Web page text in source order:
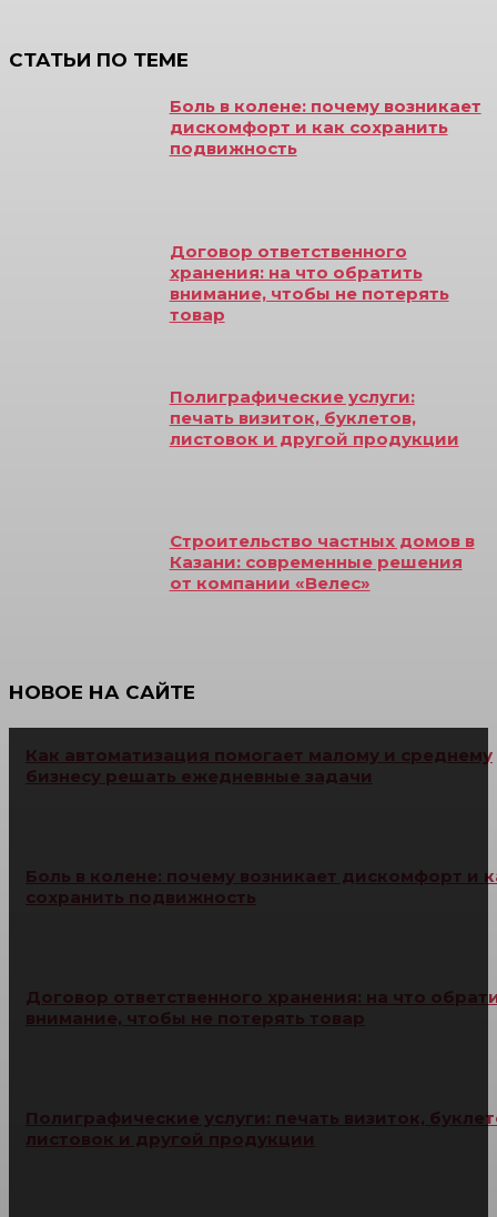
СТАТЬИ ПО ТЕМЕ
Боль в колене: почему возникает
дискомфорт и как сохранить
подвижность
Договор ответственного
хранения: на что обратить
внимание, чтобы не потерять
товар
Полиграфические услуги:
печать визиток, буклетов,
листовок и другой продукции
Строительство частных домов в
Казани: современные решения
от компании «Велес»
НОВОЕ НА САЙТЕ
Как автоматизация помогает малому и среднему
бизнесу решать ежедневные задачи
Боль в колене: почему возникает дискомфорт и
сохранить подвижность
Договор ответственного хранения: на что
внимание, чтобы не потерять товар
Полиграфические услуги: печать визиток,
листовок и другой продукции